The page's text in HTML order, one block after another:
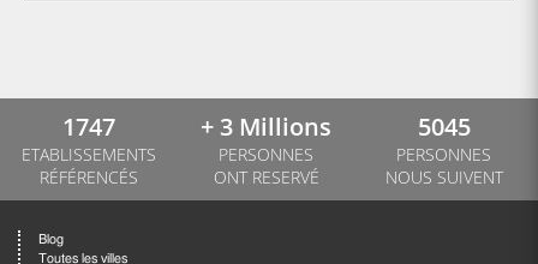
1747
ETABLISSEMENTS
RÉFÉRENCÉS
+ 3 Millions
PERSONNES
ONT RESERVÉ
5045
PERSONNES
NOUS SUIVENT
Blog
Toutes les villes